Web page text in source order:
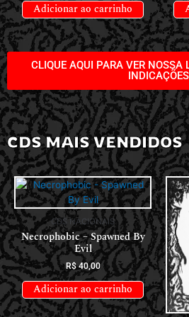
Adicionar ao carrinho
CLIQUE AQUI PARA VER NOSSA
INDICAÇÕES
CDS MAIS VENDIDOS
CDS NACIONAIS
Necrophobic – Spawned By
Evil
R$40,00
Adicionar ao carrinho